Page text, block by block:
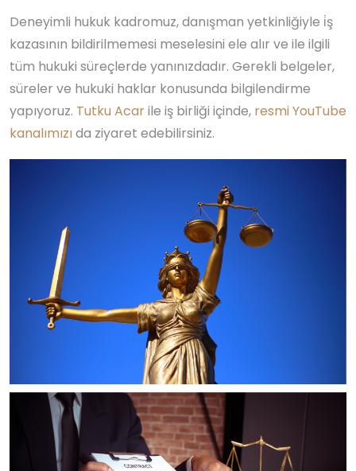
Deneyimli hukuk kadromuz, danışman yetkinliğiyle i̇ş
kazasının bildirilmemesi meselesini ele alır ve ile ilgili
tüm hukuki süreçlerde yanınızdadır. Gerekli belgeler,
süreler ve hukuki haklar konusunda bilgilendirme
yapıyoruz. Tutku Acarile iş birliği içinde, resmi YouTube
kanalımızıda ziyaret edebilirsiniz.